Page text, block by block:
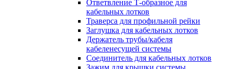
Ответвление Т-образное для
кабельных лотков
Траверса для профильной рейки
Заглушка для кабельных лотков
Держатель трубы/кабеля
кабеленесущей системы
Соединитель для кабельных лотков
Зажим для крышки системы